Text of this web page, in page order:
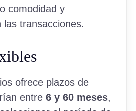
comodidad y
las transacciones.
ofrece plazos de
entre 6 y 60 meses,